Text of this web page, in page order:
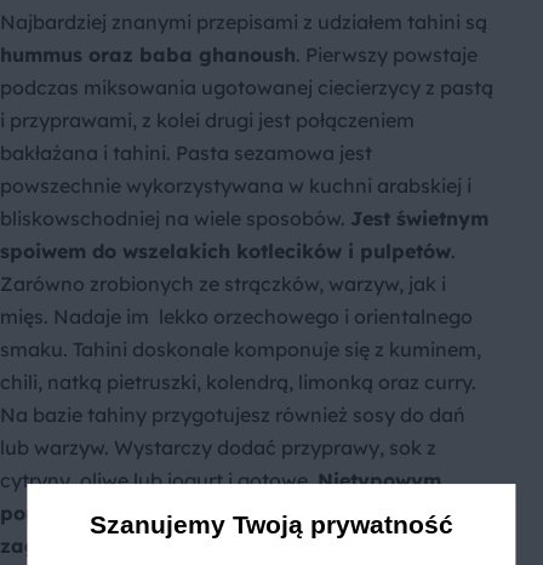
Najbardziej znanymi przepisami z udziałem tahini są
hummus oraz baba ghanoush. Pierwszy powstaje
podczas miksowania ugotowanej ciecierzycy z pastą
i przyprawami, z kolei drugi jest połączeniem
bakłażana i tahini. Pasta sezamowa jest
powszechnie wykorzystywana w kuchni arabskiej i
bliskowschodniej na wiele sposobów. Jest świetnym
spoiwem do wszelakich kotlecików i pulpetów.
Zarówno zrobionych ze strączków, warzyw, jak i
mięs. Nadaje im lekko orzechowego i orientalnego
smaku. Tahini doskonale komponuje się z kuminem,
chili, natką pietruszki, kolendrą, limonką oraz curry.
Na bazie tahiny przygotujesz również sosy do dań
lub warzyw. Wystarczy dodać przyprawy, sok z
cytryny, oliwę lub jogurt i gotowe.Nietypowym
pomysłem jest wykorzystanie pasty do
zagęszczania zup kremów i farszy czy zamiast
Szanujemy Twoją prywatność